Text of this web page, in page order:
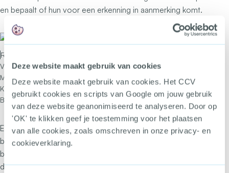
Deze website maakt gebruik van cookies
Deze website maakt gebruik van cookies. Het CCV
gebruikt cookies en scripts van Google om jouw gebruik
van deze website geanonimiseerd te analyseren. Door op
'OK' te klikken geef je toestemming voor het plaatsen
van alle cookies, zoals omschreven in onze privacy- en
cookieverklaring.
en bepaalt of hun voor een erkenning in aanmerking komt.
Foto: Adviescommissie Buurtbemiddeling.
Vlnr: CCV-adviseur Sara Wester, Sten
Meijer, Frieda Boekel , Christel Bottema,
Katja Steverink, Jette Bertels, Jolanda
Borggreve.
Een andere voorwaarde voor een goede uitvoering van
buurtbemiddeling is een professioneel ingerichte en
bestuurde buurtbemiddelingsorganisatie. Om te zorgen
dat de kwaliteit op een hoog niveau is en blijft, is de